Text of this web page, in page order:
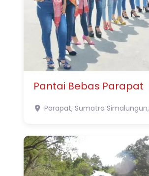
Previous
Pantai Bebas Parapat
Parapat, Sumatra Simalungun,